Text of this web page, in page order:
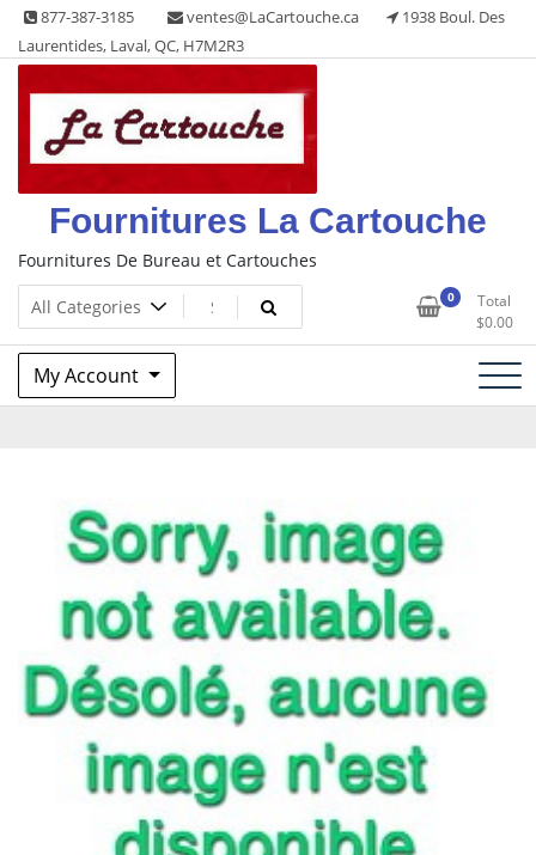
Skip
content
877-387-3185 ventes@LaCartouche.ca
1938 Boul. Des
Laurentides, Laval, QC, H7M2R3
Fournitures La Cartouche
Fournitures De Bureau et Cartouches
0
Total
$0.00
My Account